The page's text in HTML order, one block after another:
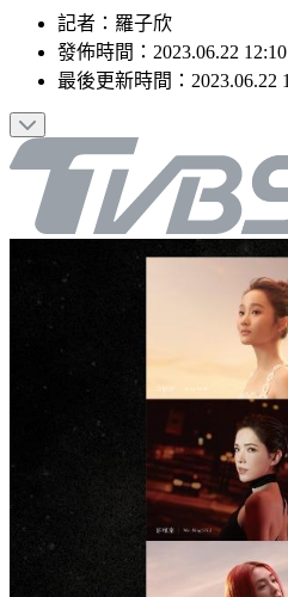
記者：羅子欣
發佈時間：2023.06.22 12:10